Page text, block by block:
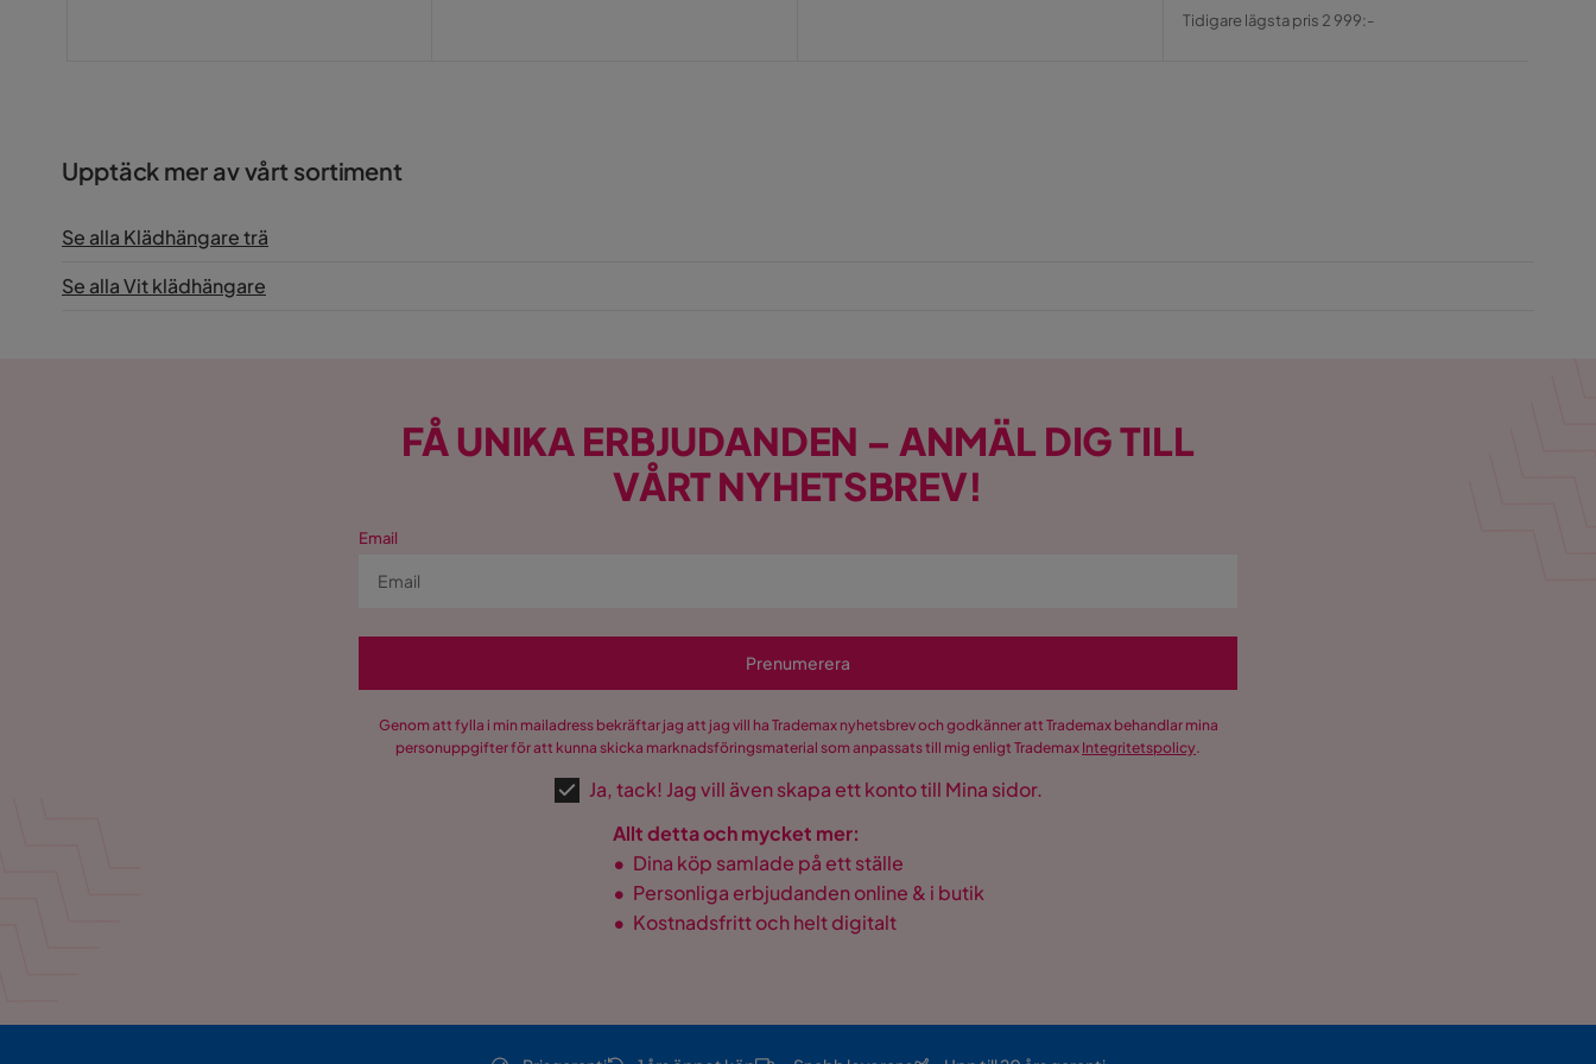
Pris
Original
Tidigare lägsta pris 2 999:-
Upptäck mer av vårt sortiment
Se alla Klädhängare trä
Se alla Vit klädhängare
FÅ UNIKA ERBJUDANDEN – ANMÄL DIG TILL
VÅRT NYHETSBREV!
Email
Prenumerera
Genom att fylla i min mailadress bekräftar jag att jag vill ha Trademax nyhetsbrev och godkänner att Trademax behandlar mina
personuppgifter för att kunna skicka marknadsföringsmaterial som anpassats till mig enligt Trademax Integritetspolicy.
Ja, tack! Jag vill även skapa ett konto till Mina sidor.
Allt detta och mycket mer:
• Dina köp samlade på ett ställe
• Personliga erbjudanden online & i butik
• Kostnadsfritt och helt digitalt